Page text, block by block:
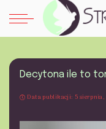
Decytona ile to
Data publikacji: 5